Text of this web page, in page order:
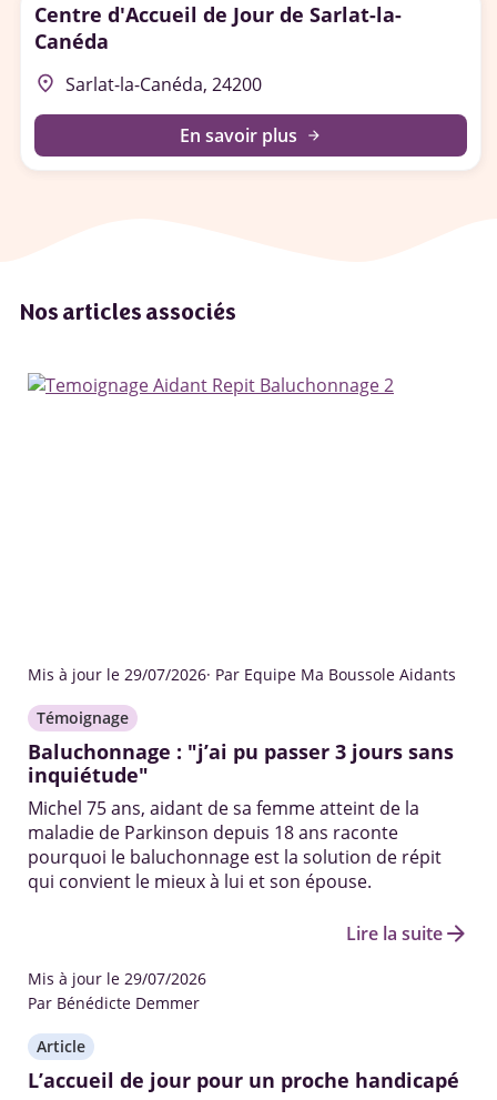
Centre d'Accueil de Jour de Sarlat-la-
Canéda
place Sarlat-la-Canéda, 24200
En savoir plus arrow_forward
Nos articles associés
Mis à jour le 29/07/2026· Par Equipe Ma Boussole Aidants
Témoignage
Baluchonnage : "j’ai pu passer 3 jours sans
inquiétude"
Michel 75 ans, aidant de sa femme atteint de la
maladie de Parkinson depuis 18 ans raconte
pourquoi le baluchonnage est la solution de répit
qui convient le mieux à lui et son épouse.
Lire la suitearrow_forward
Mis à jour le 29/07/2026
Par Bénédicte Demmer
Article
L’accueil de jour pour un proche handicapé